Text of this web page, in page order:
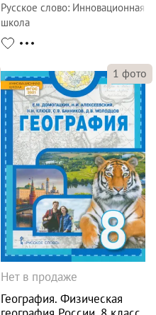
Русское слово: Инновационная
школа
1 фото
Нет в продаже
География. Физическая